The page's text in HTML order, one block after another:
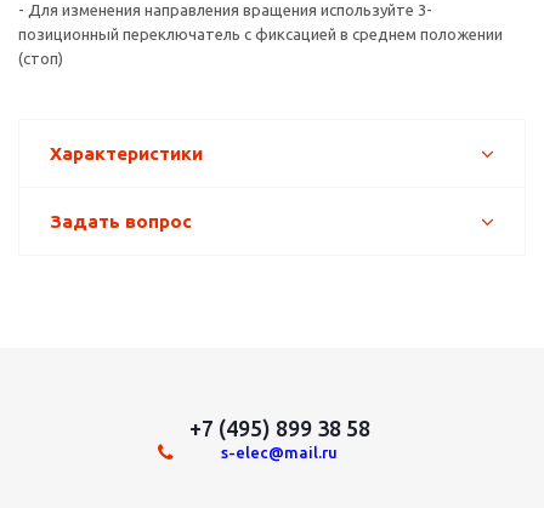
- Для изменения направления вращения используйте 3-
позиционный переключатель с фиксацией в среднем положении
(стоп)
Характеристики
Задать вопрос
+7 (495) 899 38 58
s-elec@mail.ru